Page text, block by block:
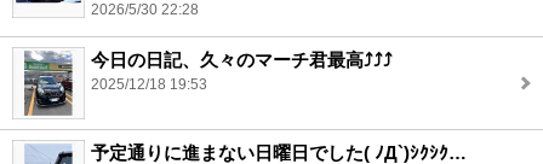
2026/5/30 22:28
今日の日記、久々のマーチ君最高⤴️⤴️⤴️
2025/12/18 19:53
予定通りに進まない日曜日でした( ﾉД`)ｼｸｼｸ…